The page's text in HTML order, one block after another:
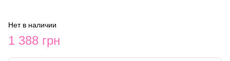
Нет в наличии
1 388 грн